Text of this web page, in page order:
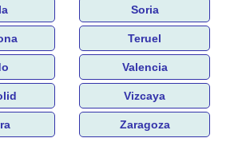
Soria
Teruel
Valencia
Vizcaya
Zaragoza